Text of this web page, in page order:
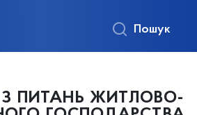
Пошук
З ПИТАНЬ ЖИТЛОВО-